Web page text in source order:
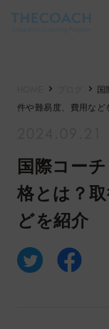
国
件や難易度、費用など
国際コー
格とは？
どを紹介